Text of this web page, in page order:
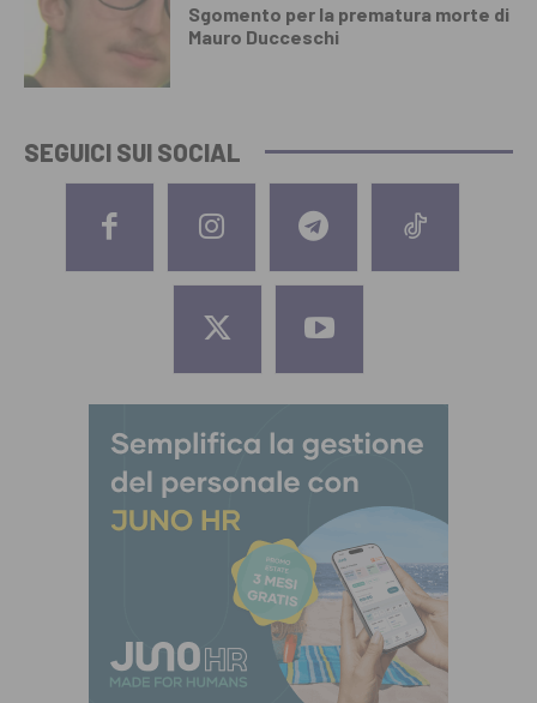
Sgomento per la prematura morte di
Mauro Ducceschi
SEGUICI SUI SOCIAL